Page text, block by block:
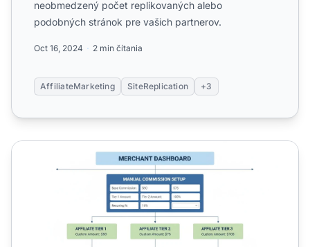
neobmedzený počet replikovaných alebo
podobných stránok pre vašich partnerov.
Oct 16, 2024 2 min čítania
AffiliateMarketing SiteReplication +3
Môžu byť opakované provízie upravené manuálne?